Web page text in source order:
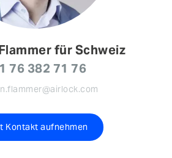
für Schweiz
76 382 71 76
Kontakt aufnehmen